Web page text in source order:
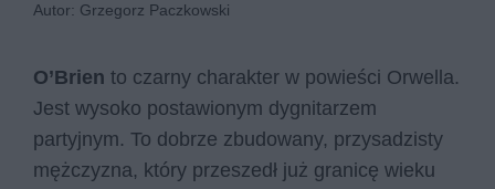
Autor: Grzegorz Paczkowski
O’Brien to czarny charakter w powieści Orwella.
Jest wysoko postawionym dygnitarzem
partyjnym. To dobrze zbudowany, przysadzisty
mężczyzna, który przeszedł już granicę wieku